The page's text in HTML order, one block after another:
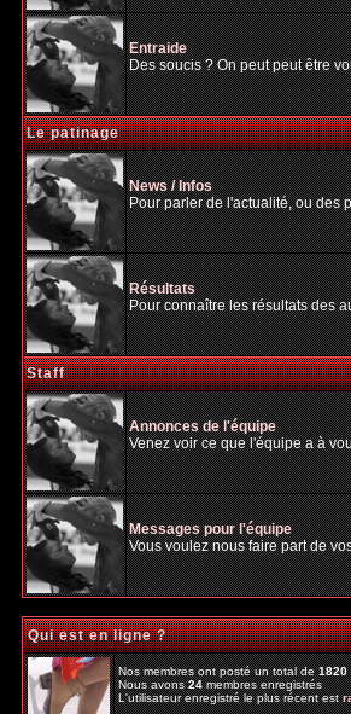
Entraide
Des soucis ? On peut peut être
Le patinage
News / Infos
Pour parler de l'actualité, ou des
Résultats
Pour connaître les résultats des
Staff
Annonces de l'équipe
Venez voir ce que l'équipe a à
Messages pour l'équipe
Vous voulez nous faire part de
Qui est en ligne ?
Nos membres ont posté un total de1820
Nous avons24membres enregistrés
L'utilisateur enregistré le plus récent est